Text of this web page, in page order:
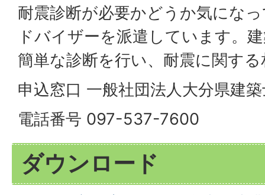
耐震診断が必要かどうか気にな
ドバイザーを派遣しています。
簡単な診断を行い、耐震に関す
申込窓口 一般社団法人大分県建
電話番号 097-537-7600
ダウンロード